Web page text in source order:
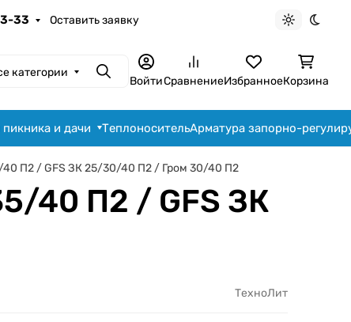
33 Оставить заявку
Светлая
категории ПоискВойтиСравнениеИзбранноеКорзина
и дачи ТеплоносительАрматура запорно-
П2 / GFS ЗК 25/30/40 П2 / Гром 30/40 П2
40 П2 / GFS ЗК
ТехноЛит